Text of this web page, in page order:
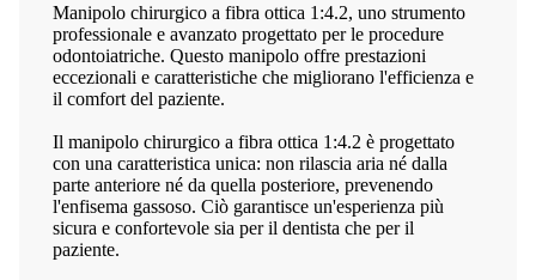
Manipolo chirurgico a fibra ottica 1:4.2, uno strumento
professionale e avanzato progettato per le procedure
odontoiatriche. Questo manipolo offre prestazioni
eccezionali e caratteristiche che migliorano l'efficienza e
il comfort del paziente.
Il manipolo chirurgico a fibra ottica 1:4.2 è progettato
con una caratteristica unica: non rilascia aria né dalla
parte anteriore né da quella posteriore, prevenendo
l'enfisema gassoso. Ciò garantisce un'esperienza più
sicura e confortevole sia per il dentista che per il
paziente.